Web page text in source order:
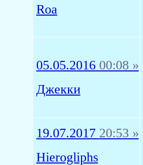
Roa
05.05.2016 00:08 »
Джекки
19.07.2017 20:53 »
Hierogliphs